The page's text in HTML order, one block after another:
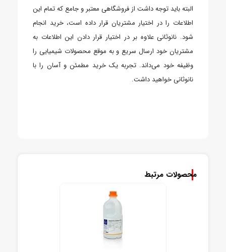
البته باید توجه داشت از فروشگاهی معتبر و جامع که تمام این
اطلاعات را در اختیار مشتریان قرار داده است، خرید انجام
شود. نانوثانی علاوه بر در اختیار قرار دادن این اطلاعات به
مشتریان خود ارسال سریع و به موقع محصولات شیمیایی را
وظیفه خود می‌داند. تجربه یک خرید مطمئن و آسان را با
نانوثانی خواهید داشت.
محصولات مرتبط